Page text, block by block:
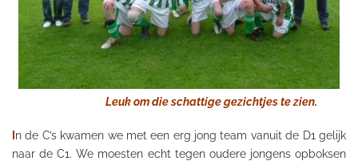
Leuk om die schattige gezichtjes te zien.
In de C’s kwamen we met een erg jong team vanuit de D1 gelijk
naar deC1. We moesten echt tegen oudere jongens opboksen